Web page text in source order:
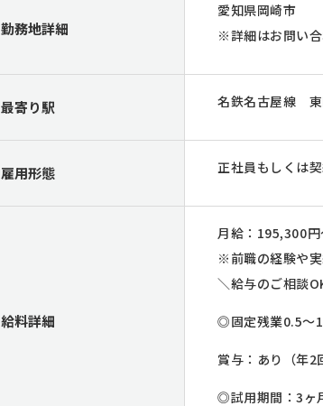
勤務地詳細
愛知県岡崎市
※詳細はお問い
最寄り駅 名鉄名古屋線 東
雇用形態 正社員もしくは
給料詳細
月給：195,300
※前職の経験や
＼給与のご相談
◎固定残業0.5～
賞与：あり（年2
◎試用期間：3ヶ